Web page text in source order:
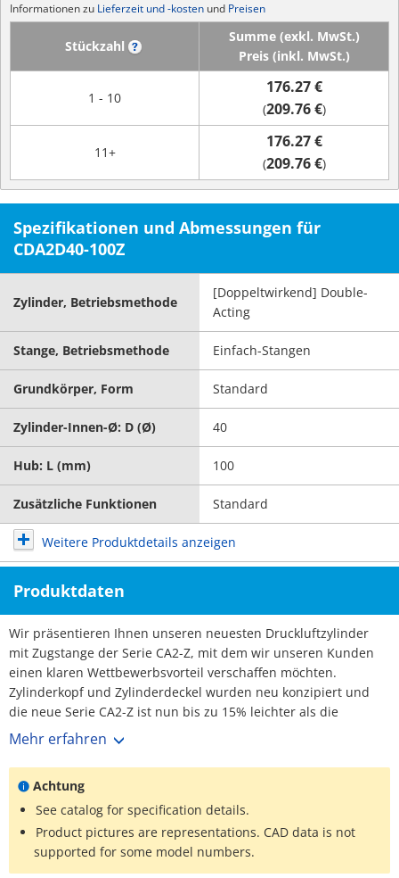
Informationen zu Lieferzeit und -kosten und Preisen
Stückzahl
Summe (exkl. MwSt.)
Preis (inkl. MwSt.)
1 - 10
176.27 €
(209.76 €)
11+
176.27 €
(209.76 €)
Spezifikationen und Abmessungen für
CDA2D40-100Z
Zylinder, Betriebsmethode
[Doppeltwirkend] Double-
Acting
Stange, Betriebsmethode Einfach-Stangen
Grundkörper, Form Standard
Zylinder-Innen-Ø: D (Ø) 40
Hub: L (mm) 100
Zusätzliche Funktionen Standard
Weitere Produktdetails anzeigen
Produktdaten
Wir präsentieren Ihnen unseren neuesten Druckluftzylinder
mit Zugstange der Serie CA2-Z, mit dem wir unseren Kunden
einen klaren Wettbewerbsvorteil verschaffen möchten.
Zylinderkopf und Zylinderdeckel wurden neu konzipiert und
die neue Serie CA2-Z ist nun bis zu 15% leichter als die
Vorgängermodelle. Die Leistung wurde des Weiteren dank der
Dämpfungseinstelldrossel sowie einer einfacheren
Feineinstellung der Dämpfung verbessert, die für einen
gleichmäßigeren Betrieb am Hubende und für geringere
Arbeitskosten beim Einstellen der Zylindergeschwindigkeit
sorgt. Die neue Serie ist mit einer Vielzahl verschiedener
Befestigungselemente sowie mit kompaktem oder
Mehr erfahren
Achtung
See catalog for specification details.
Product pictures are representations. CAD data is not
supported for some model numbers.